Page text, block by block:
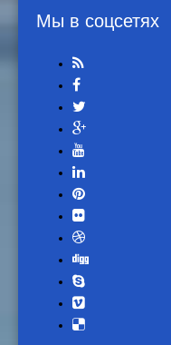
Мы в соцсетях